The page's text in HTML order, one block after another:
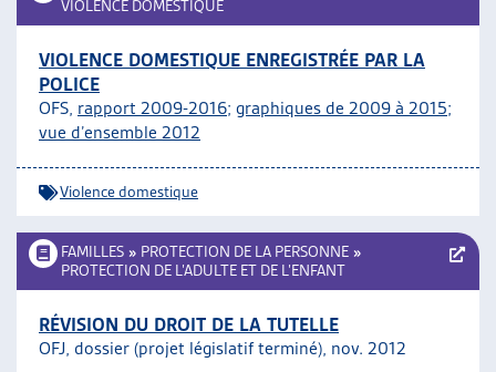
RESSOURCES
GUIDE SOCIAL ROMAND
AUTRES
ARTIAS
PROJETS ET ACTIVITÉS
VIOLENCE DOMESTIQUE
VIOLENCE DOMESTIQUE ENREGISTRÉE PAR LA
POLICE
OFS, rapport 2009-2016; graphiques de 2009 à 2015;
vue d’ensemble 2012
Violence domestique
FAMILLES » PROTECTION DE LA PERSONNE »
PROTECTION DE L’ADULTE ET DE L’ENFANT
RÉVISION DU DROIT DE LA TUTELLE
OFJ, dossier (projet législatif terminé), nov. 2012